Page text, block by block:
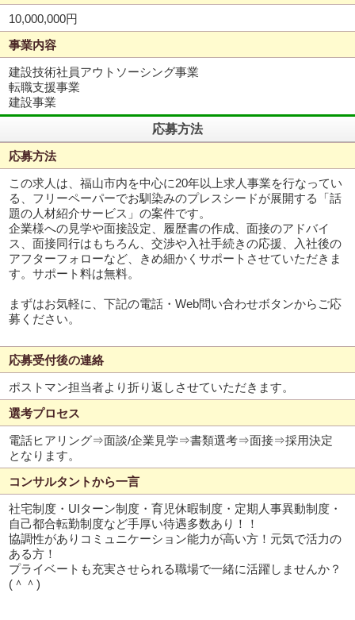
10,000,000円
事業内容
建設技術社員アウトソーシング事業
転職支援事業
建設事業
応募方法
応募方法
この求人は、福山市内を中心に20年以上求人事業を行なってい
る、フリーペーパーでお馴染みのプレスシードが展開する「話
題の人材紹介サービス」の案件です。
企業様への見学や面接設定、履歴書の作成、面接のアドバイ
ス、面接同行はもちろん、交渉や入社手続きの応援、入社後の
アフターフォローなど、きめ細かくサポートさせていただきま
す。サポート料は無料。
まずはお気軽に、下記の電話・Web問い合わせボタンからご応
募ください。
応募受付後の連絡
ポストマン担当者より折り返しさせていただきます。
選考プロセス
電話ヒアリング⇒面談/企業見学⇒書類選考⇒面接⇒採用決定
となります。
コンサルタントから一言
社宅制度・UIターン制度・育児休暇制度・定期人事異動制度・
自己都合転勤制度など手厚い待遇多数あり！！
協調性がありコミュニケーション能力が高い方！元気で活力の
ある方！
プライベートも充実させられる職場で一緒に活躍しませんか？
(＾＾)